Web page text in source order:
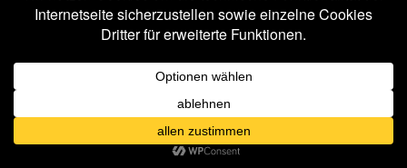
EVIL
SCARECROW STAHLMANN
TENGGER